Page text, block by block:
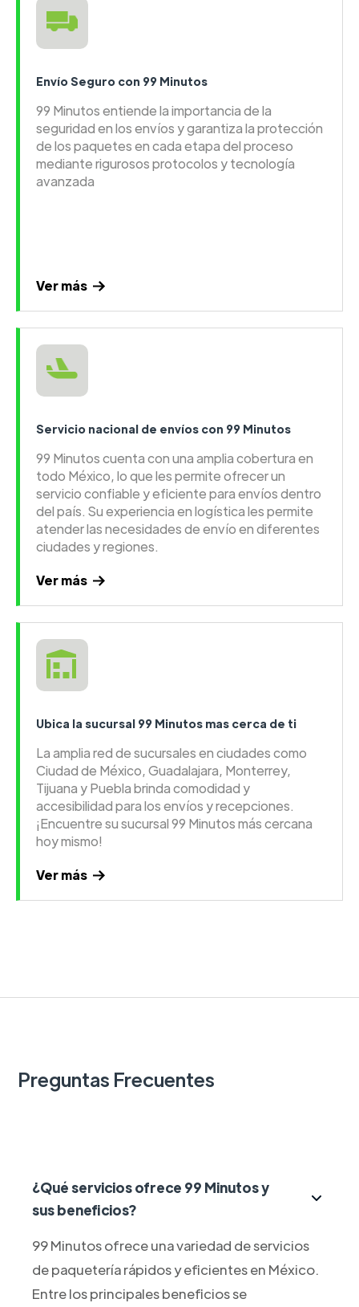
Envío Seguro con 99 Minutos
99 Minutos entiende la importancia de la
seguridad en los envíos y garantiza la protección
de los paquetes en cada etapa del proceso
mediante rigurosos protocolos y tecnología
avanzada
Ver más
Servicio nacional de envíos con 99 Minutos
99 Minutos cuenta con una amplia cobertura en
todo México, lo que les permite ofrecer un
servicio confiable y eficiente para envíos dentro
del país. Su experiencia en logística les permite
atender las necesidades de envío en diferentes
ciudades y regiones.
Ver más
Ubica la sucursal 99 Minutos mas cerca de ti
La amplia red de sucursales en ciudades como
Ciudad de México, Guadalajara, Monterrey,
Tijuana y Puebla brinda comodidad y
accesibilidad para los envíos y recepciones.
¡Encuentre su sucursal 99 Minutos más cercana
hoy mismo!
Ver más
Preguntas Frecuentes
¿Qué servicios ofrece 99 Minutos y
sus beneficios?
99 Minutos ofrece una variedad de servicios
de paquetería rápidos y eficientes en México.
Entre los principales beneficios se